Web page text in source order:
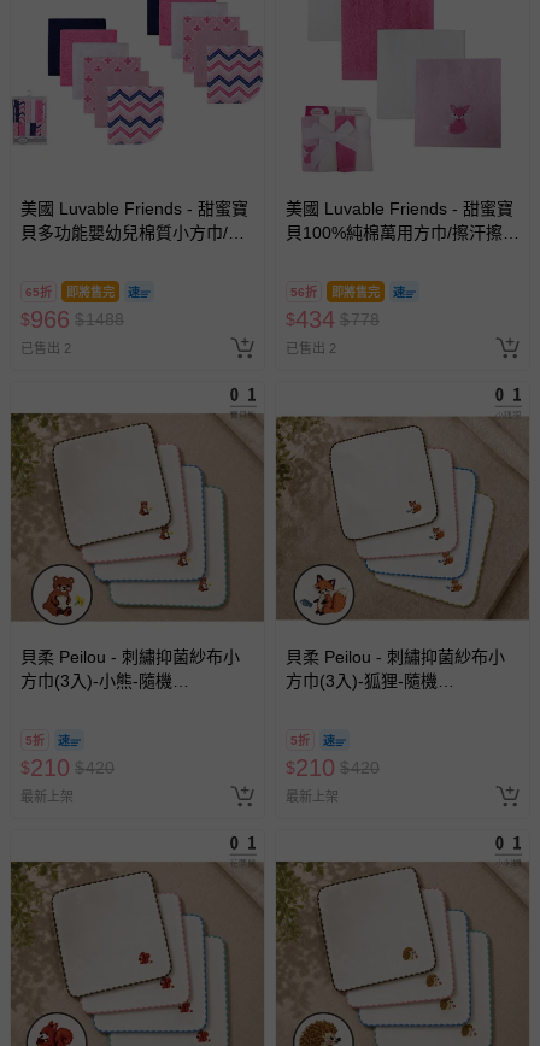
美國 Luvable Friends - 甜蜜寶
貝多功能嬰幼兒棉質小方巾/洗
粉色搖滾
65折 即將售完
$966 $1488
已售出 2
美國 Luvable Friends - 甜蜜寶
貝100%純棉萬用方巾/擦汗擦手
56折 即將售完
$434 $778
已售出 2
貝柔 Peilou - 刺繡抑菌紗布小
方巾(3入)-小熊-隨機
5折
$210 $420
最新上架
貝柔 Peilou - 刺繡抑菌紗布小
方巾(3入)-狐狸-隨機
5折
$210 $420
最新上架